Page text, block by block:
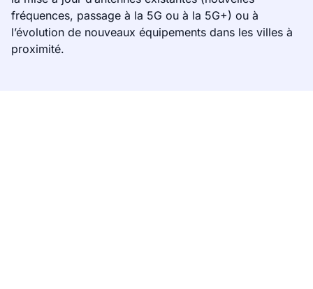
fréquences, passage à la 5G ou à la 5G+) ou à
l’évolution de nouveaux équipements dans les villes à
proximité.